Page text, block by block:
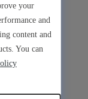
your
and
content and
You can